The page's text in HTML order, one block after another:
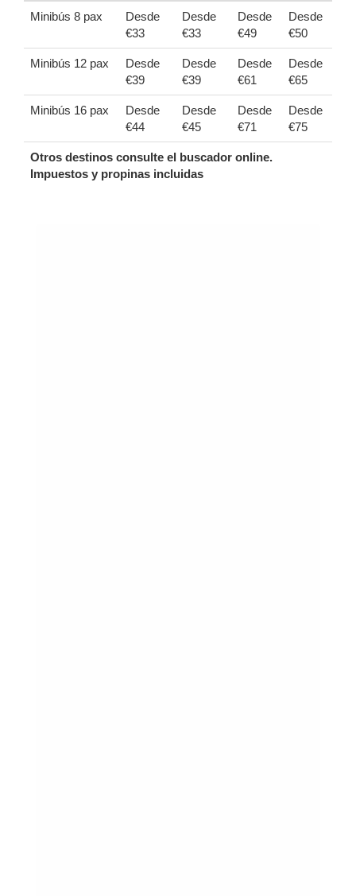
Minibús 8 pax
Desde
€33
Desde
€33
Desde
€49
Desde
€50
Minibús 12 pax
Desde
€39
Desde
€39
Desde
€61
Desde
€65
Minibús 16 pax
Desde
€44
Desde
€45
Desde
€71
Desde
€75
Otros destinos consulte el buscador online.
Impuestos y propinas incluidas